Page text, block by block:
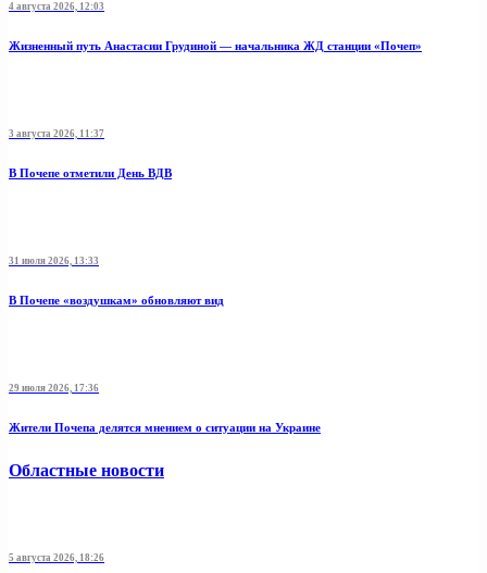
4 августа 2026, 12:03
Жизненный путь Анастасии Грудиной — начальника ЖД станции «Почеп»
3 августа 2026, 11:37
В Почепе отметили День ВДВ
31 июля 2026, 13:33
В Почепе «воздушкам» обновляют вид
29 июля 2026, 17:36
Жители Почепа делятся мнением о ситуации на Украине
Областные новости
5 августа 2026, 18:26